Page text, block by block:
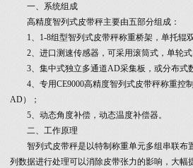
一、系统组成
高精度智列式皮带秤主要由五部分组成：
1、1-8组型智列式皮带秤称重桥架，单托辊双
2、进口测速传感器，可采用滚筒式，单轮式
3、集中式独立多通道AD采集板，或分布式
4、专用CE9000高精度智列式皮带秤称重控
AD）；
5、动态角度补偿，动态温度补偿器。
二、工作原理
智列式皮带秤是以特制称重单元多组串联布
列数据进行处理可以消除皮带张力的影响，大幅